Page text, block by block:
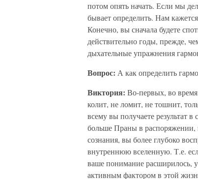
потом опять начать. Если мы
бывает определить. Нам
Конечно, вы сначала будете
действительно годы, прежде,
дыхательные упражнения
Вопрос: А как определить
Виктория: Во-первых, во
колит, не ломит, не тошнит,
всему вы получаете результат
больше Праны в распоряжении,
сознания, вы более глубоко
внутреннюю вселенную. Т.е.
ваше понимание расширилось,
активным фактором в этой